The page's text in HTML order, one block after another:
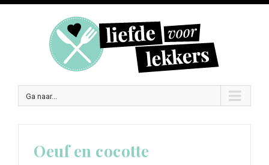
Ga naar...
Oeuf en cocotte